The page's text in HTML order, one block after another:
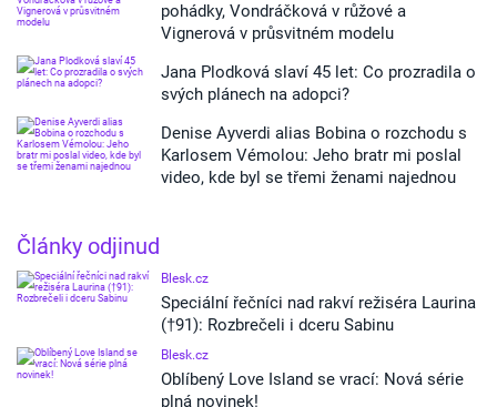
pohádky, Vondráčková v růžové a
Vignerová v průsvitném modelu
Jana Plodková slaví 45 let: Co prozradila o
svých plánech na adopci?
Denise Ayverdi alias Bobina o rozchodu s
Karlosem Vémolou: Jeho bratr mi poslal
video, kde byl se třemi ženami najednou
Články odjinud
Blesk.cz
Speciální řečníci nad rakví režiséra Laurina
(†91): Rozbrečeli i dceru Sabinu
Blesk.cz
Oblíbený Love Island se vrací: Nová série
plná novinek!